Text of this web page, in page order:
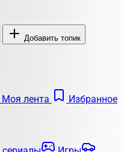
Добавить топик
Моя лента
Избранное